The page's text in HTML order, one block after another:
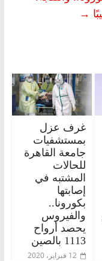
→
غرف عزل
بمستشفيات
جامعة القاهرة
للحالات
المشتبه في
إصابتها
بكورونا..
والفيروس
يحصد أرواح
1113 بالصين
12 فبراير، 2020